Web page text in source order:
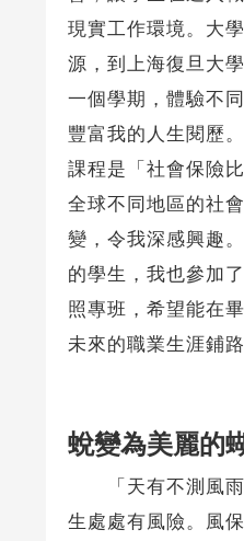
現實工作環境。大
源，到上海復旦大
一個學期，體驗不
豐富我的人生閱歷
課程是「社會保險
全球不同地區的社
變，令我深感興趣
的學生，我也參加
照專班，希望能在
未來的職業生涯鋪路
蛻變為美麗的
「天有不測風雨
生處處有風險。風